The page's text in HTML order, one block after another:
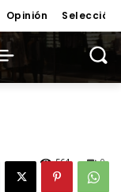
Opinión Selección
0
564